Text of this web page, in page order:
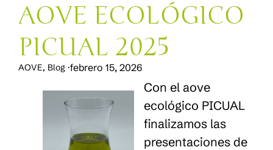
AOVE ECOLÓGICO
PICUAL 2025
AOVE, Blog ·febrero 15, 2026
Con el aove
ecológico PICUAL
finalizamos las
presentaciones de